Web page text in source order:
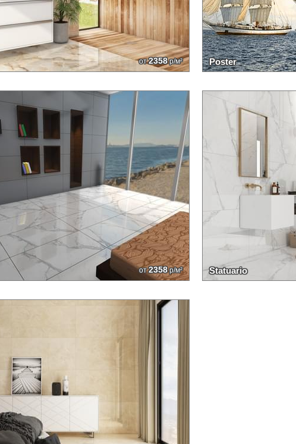
от2358р/м² Poster
от2358р/м² Statuario